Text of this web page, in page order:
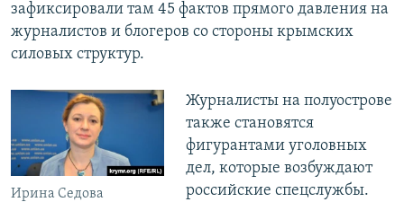
зафиксировали там 45 фактов прямого давления на
журналистов и блогеров со стороны крымских
силовых структур.
Ирина Седова
Журналисты на полуострове
также становятся
фигурантами уголовных
дел, которые возбуждают
российские спецслужбы.